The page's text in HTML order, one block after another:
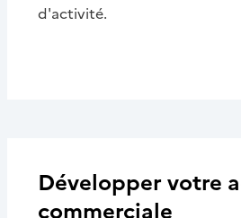
d'activité.
Développer votre
commerciale